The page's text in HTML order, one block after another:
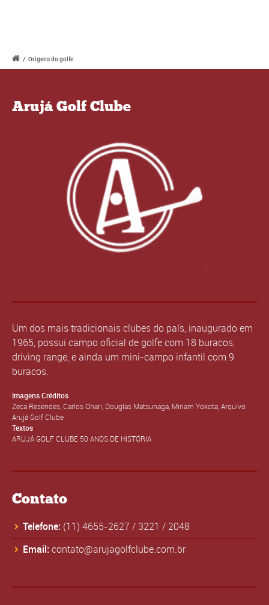
/ Origens do golfe
Arujá Golf Clube
Um dos mais tradicionais clubes do país, inaugurado em
1965, possui campo oficial de golfe com 18 buracos,
driving range, e ainda um mini-campo infantil com 9
buracos.
Imagens Créditos
Zeca Resendes, Carlos Onari, Douglas Matsunaga, Miriam Yokota, Arquivo
Arujá Golf Clube
Textos
ARUJÁ GOLF CLUBE 50 ANOS DE HISTÓRIA
Contato
Telefone: (11) 4655-2627 / 3221 / 2048
Email: contato@arujagolfclube.com.br